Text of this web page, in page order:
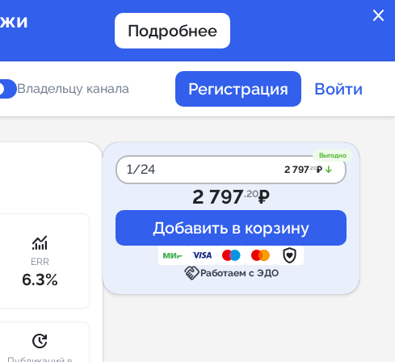
close
Подробнее
читаемости каналов в
Владельцу канала Регистрация Войти
monitoring
ERR
6.3%
update
Выгодно
1/24 2 797.20₽ arrow_downward_alt
2 797.20₽
handshakeРаботаем с ЭДО